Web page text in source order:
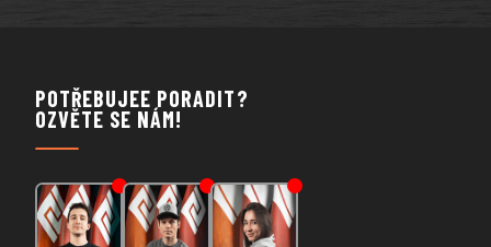
POTŘEBUJEE PORADIT?
OZVĚTE SE NÁM!